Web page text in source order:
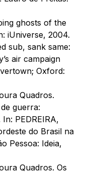
ghosts of the
iUniverse, 2004.
sub, sank same:
air campaign
Oxford:
Quadros.
guerra:
PEDREIRA,
do Brasil na
Pessoa: Ideia,
Quadros. Os